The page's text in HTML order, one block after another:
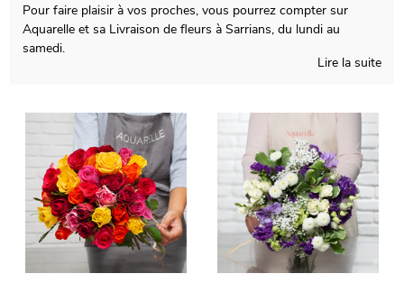
Pour faire plaisir à vos proches, vous pourrez compter sur
Aquarelle et sa Livraison de fleurs à Sarrians, du lundi au
samedi.
vos souhaits. Àprès sa réalisation, un vase de transport viendra
emballer votre composition florale. Àvant de l’expédier, votre
bouquet sera photographié. Vous recevrez ensuite cette photo
par e-mail de manière à ce que vous puissiez vous assurer que
le bouquet que nous avons composé est le même que celui que
vous avez sélectionné. Puis, il sera envoyé très rapidement à
Sarrians. Personnalisez votre cadeau avec une photo ou un
message de votre choix.
Lire la suite